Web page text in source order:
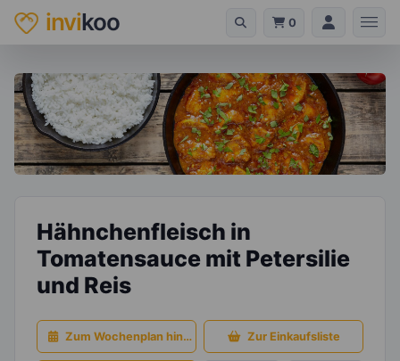
invikoo 0
Hähnchenfleisch in
Tomatensauce mit Petersilie
und Reis
Zum Wochenplan hinzufügen Zur Einkaufsliste